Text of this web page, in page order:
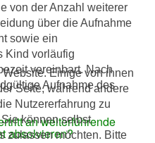
von der Anzahl weiterer
über die Aufnahme
sowie ein
Kind vorläufig
vereinbart. Nach
Aufnahme des
an weiterführende
absolvieren?
Einige von ihnen
Seite, während andere
Nutzererfahrung zu
können selbst
zulassen möchten. Bitte